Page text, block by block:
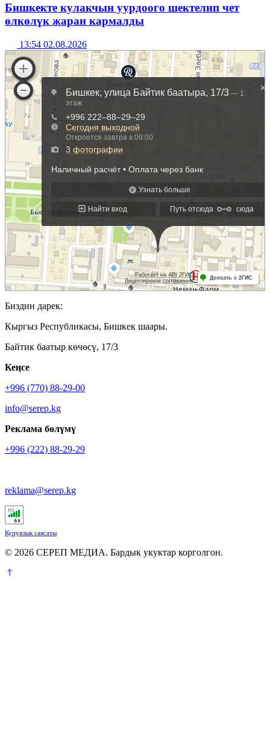
Бишкекте кулакчын уурдоого шектелип чет
өлкөлүк жаран кармалды
13:54 02.08.2026
Биздин дарек:
Кыргыз Республикасы, Бишкек шаары.
Байтик баатыр көчөсү, 17/3
Кеӊсе
+996 (770) 88-29-00
info@serep.kg
Реклама бөлүмү
+996 (222) 88-29-29
reklama@serep.kg
Купуялык саясаты
© 2026 СЕРЕП МЕДИА. Бардык укуктар корголгон.